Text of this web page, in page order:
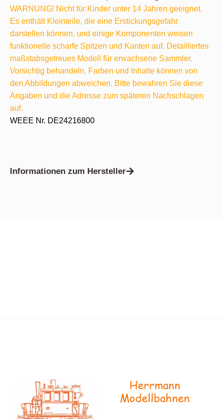
WARNUNG! Nicht für Kinder unter 14 Jahren geeignet.
Es enthält Kleinteile, die eine Erstickungsgefahr
darstellen können, und einige Komponenten weisen
funktionelle scharfe Spitzen und Kanten auf. Detailliertes
maßstabsgetreues Modell für erwachsene Sammler.
Vorsichtig behandeln. Farben und Inhalte können von
den Abbildungen abweichen. Bitte bewahren Sie diese
Angaben und die Adresse zum späteren Nachschlagen
auf.
WEEE Nr. DE24216800
Informationen zum Hersteller
Herrmann
Modellbahnen